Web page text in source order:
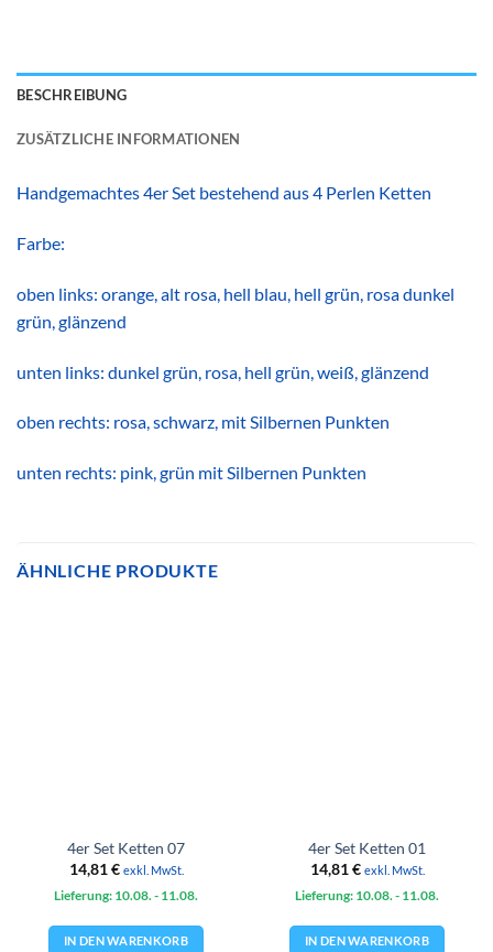
BESCHREIBUNG
ZUSÄTZLICHE INFORMATIONEN
Handgemachtes 4er Set bestehend aus 4 Perlen Ketten
Farbe:
oben links: orange, alt rosa, hell blau, hell grün, rosa dunkel
grün, glänzend
unten links: dunkel grün, rosa, hell grün, weiß, glänzend
oben rechts: rosa, schwarz, mit Silbernen Punkten
unten rechts: pink, grün mit Silbernen Punkten
ÄHNLICHE PRODUKTE
4er Set Ketten 07
14,81€ exkl. MwSt.
Lieferung: 10.08. - 11.08.
IN DEN WARENKORB
4er Set Ketten 01
14,81€ exkl. MwSt.
Lieferung: 10.08. - 11.08.
IN DEN WARENKORB